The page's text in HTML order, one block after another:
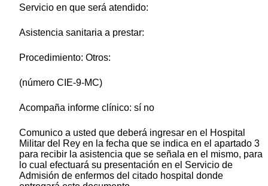
Servicio en que será atendido:
Asistencia sanitaria a prestar:
Procedimiento: Otros:
(número CIE-9-MC)
Acompaña informe clínico: sí no
Comunico a usted que deberá ingresar en el Hospital
Militar del Rey en la fecha que se indica en el apartado 3
para recibir la asistencia que se señala en el mismo, para
lo cual efectuará su presentación en el Servicio de
Admisión de enfermos del citado hospital donde